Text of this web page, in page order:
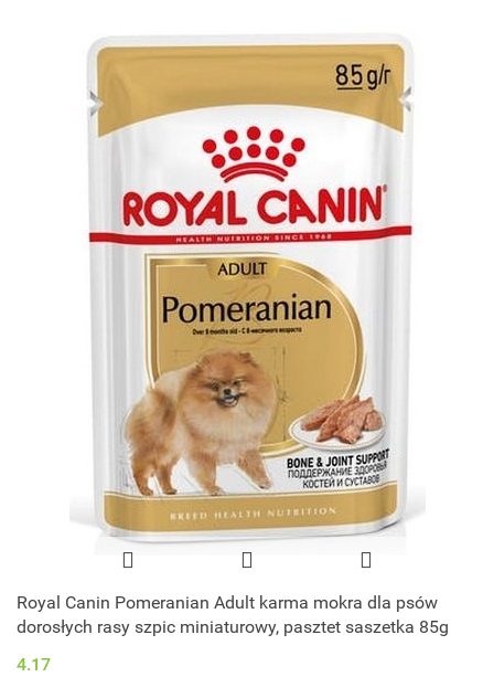
Royal Canin Pomeranian Adult karma mokra dla psów
dorosłych rasy szpic miniaturowy, pasztet saszetka 85g
4.17